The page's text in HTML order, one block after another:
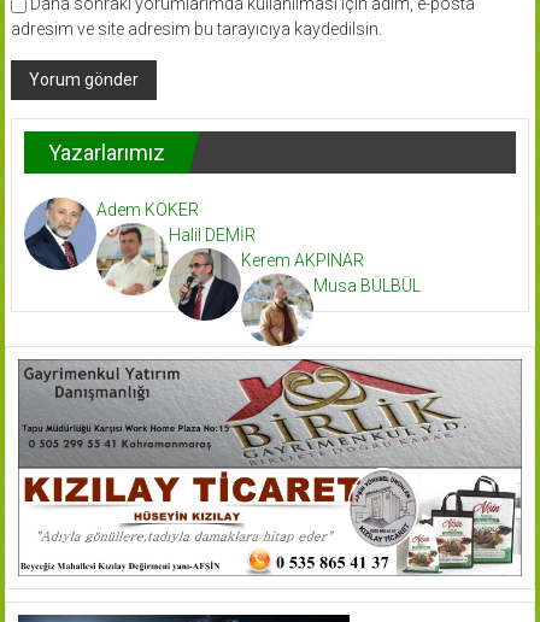
adresim ve site adresim bu tarayıcıya kaydedilsin.
Yazarlarımız
Adem KÖKER
Halil DEMİR
Kerem AKPINAR
Musa BÜLBÜL